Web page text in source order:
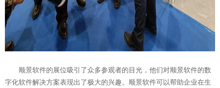
顺景软件的展位吸引了众多参观者的目光，他们对顺景软件的数
字化软件解决方案表现出了极大的兴趣。顺景软件可以帮助企业在生